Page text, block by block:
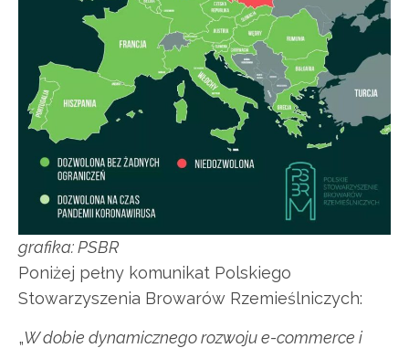
grafika: PSBR
Poniżej pełny komunikat Polskiego
Stowarzyszenia Browarów Rzemieślniczych:
„W dobie dynamicznego rozwoju e-commerce i